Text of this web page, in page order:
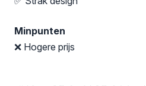
Minpunten
❌ Hogere prijs